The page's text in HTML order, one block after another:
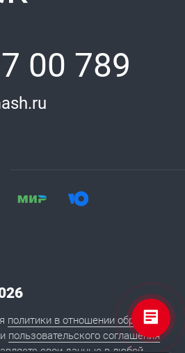
00 789
политики в отношении обработки
и пользовательского соглашения